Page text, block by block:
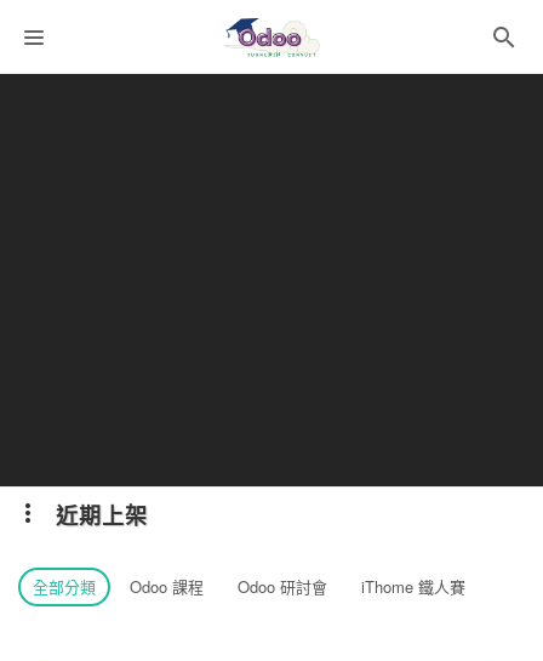
近期上架
全部分類 Odoo 課程 Odoo 研討會 iThome 鐵人賽